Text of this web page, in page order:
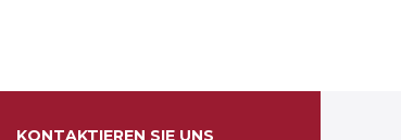
KONTAKTIEREN SIE UNS